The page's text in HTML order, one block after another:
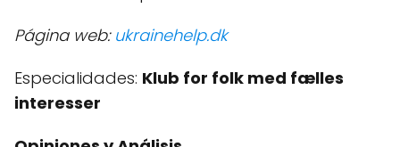
Página web: ukrainehelp.dk
Especialidades: Klub for folk med fælles
interesser